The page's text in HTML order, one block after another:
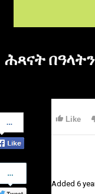
ሕጻናት
on
Facebook
Share
on
Twitter
Like
Added 6